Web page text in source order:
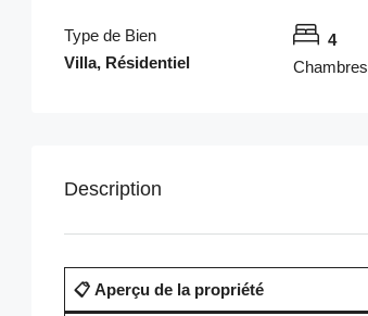
Type de Bien
Villa, Résidentiel
4
Chambres
Description
📋 Aperçu de la propriété